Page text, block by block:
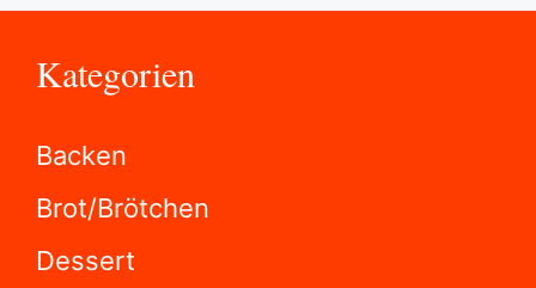
Kategorien
Backen
Brot/Brötchen
Dessert